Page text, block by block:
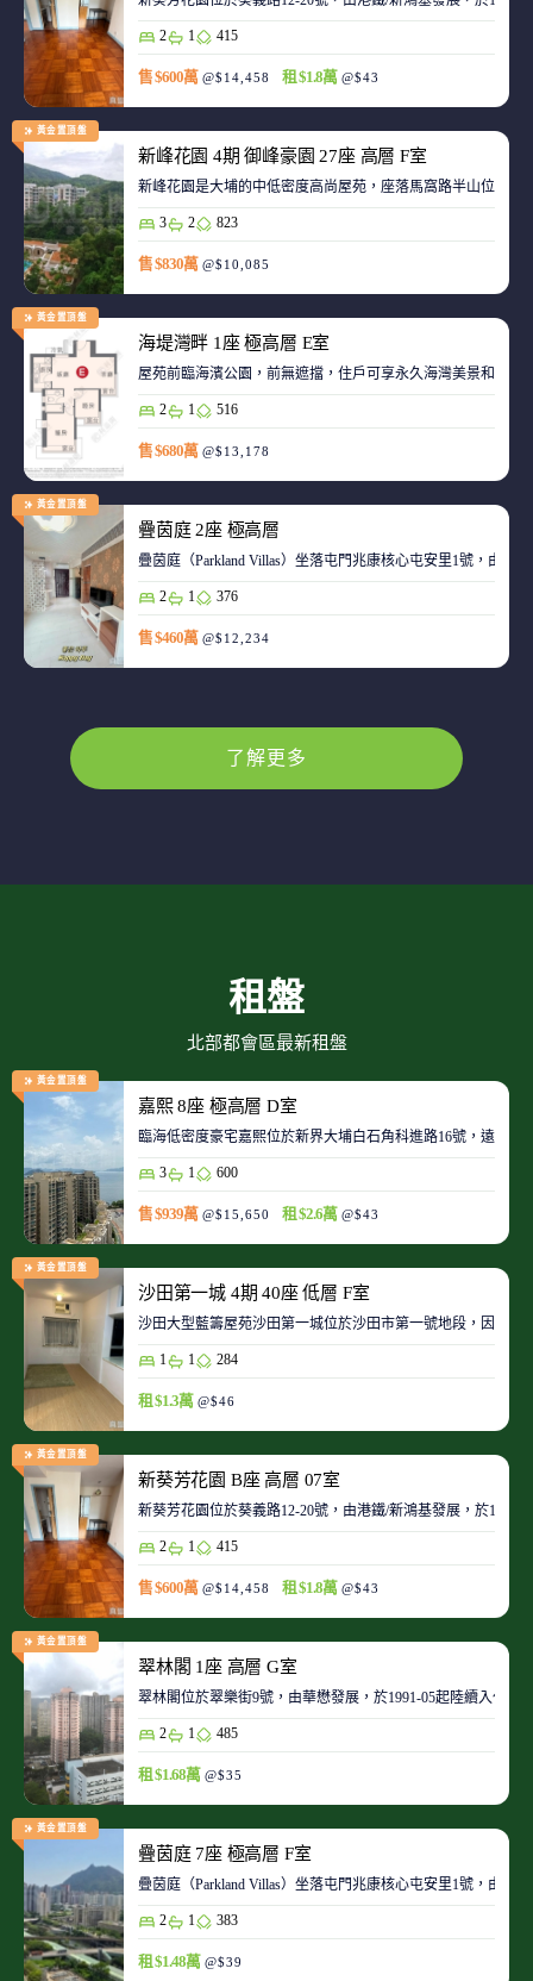
2 1 415
售 $600萬 @$14,458 租 $1.8萬 @$43
黃金置頂盤
新峰花園 4期 御峰豪園 27座 高層 F室
新峰花園是大埔的中低密度高尚屋苑，座落馬窩路半山位置
3 2 823
售 $830萬 @$10,085
黃金置頂盤
海堤灣畔 1座 極高層 E室
屋苑前臨海濱公園，前無遮擋，住戶可享永久海灣美景和赤
2 1 516
售 $680萬 @$13,178
黃金置頂盤
疊茵庭 2座 極高層
疊茵庭（Parkland Villas）坐落屯門兆康核心屯安里1號，由
2 1 376
售 $460萬 @$12,234
了解更多
租盤
北部都會區最新租盤
黃金置頂盤
嘉熙 8座 極高層 D室
臨海低密度豪宅嘉熙位於新界大埔白石角科進路16號，遠離
3 1 600
售 $939萬 @$15,650 租 $2.6萬 @$43
黃金置頂盤
沙田第一城 4期 40座 低層 F室
沙田大型藍籌屋苑沙田第一城位於沙田市第一號地段，因此
1 1 284
租 $1.3萬 @$46
黃金置頂盤
新葵芳花園 B座 高層 07室
新葵芳花園位於葵義路12-20號，由港鐵/新鴻基發展，於
2 1 415
售 $600萬 @$14,458 租 $1.8萬 @$43
黃金置頂盤
翠林閣 1座 高層 G室
翠林閣位於翠樂街9號，由華懋發展，於1991-05起陸續入伙
2 1 485
租 $1.68萬 @$35
黃金置頂盤
疊茵庭 7座 極高層 F室
疊茵庭（Parkland Villas）坐落屯門兆康核心屯安里1號，由
2 1 383
租 $1.48萬 @$39